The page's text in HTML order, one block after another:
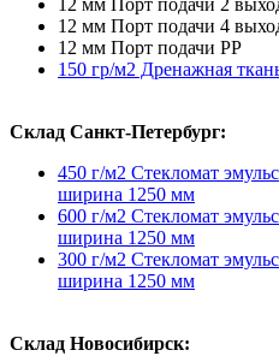
12 мм Порт подачи 4
12 мм Порт подачи PP
150 гр/м2 Дренажная
Склад Санкт-Петербург:
450 г/м2 Стекломат
ширина 1250 мм
600 г/м2 Стекломат
ширина 1250 мм
300 г/м2 Стекломат
ширина 1250 мм
Склад Новосибирск: